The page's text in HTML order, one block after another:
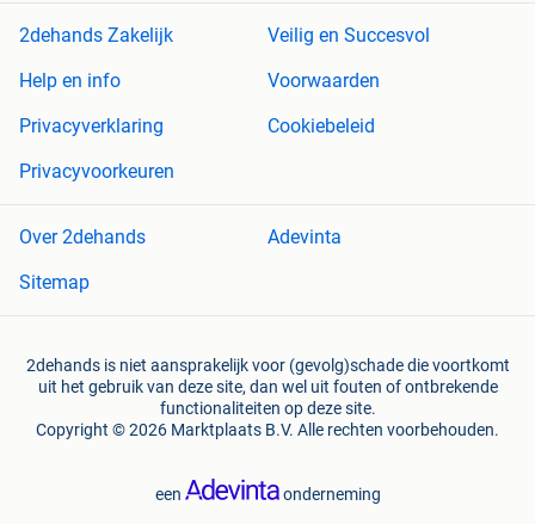
2dehands Zakelijk
Veilig en Succesvol
Help en info
Voorwaarden
Privacyverklaring
Cookiebeleid
Privacyvoorkeuren
Over 2dehands
Adevinta
Sitemap
2dehands is niet aansprakelijk voor (gevolg)schade die voortkomt
uit het gebruik van deze site, dan wel uit fouten of ontbrekende
functionaliteiten op deze site.
Copyright © 2026 Marktplaats B.V. Alle rechten voorbehouden.
een onderneming